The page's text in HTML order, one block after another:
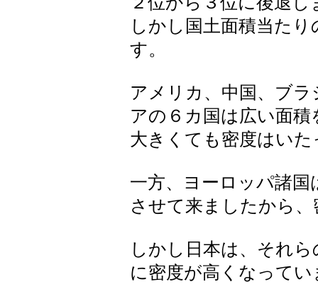
しかし国土面積当た
す。
アメリカ、中国、ブ
アの６カ国は広い面
大きくても密度はい
一方、ヨーロッパ諸
させて来ましたから
しかし日本は、それ
に密度が高くなってい